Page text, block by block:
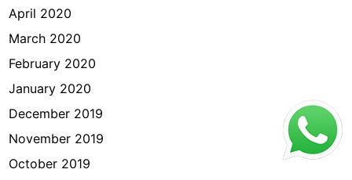
April 2020
March 2020
February 2020
January 2020
December 2019
November 2019
October 2019